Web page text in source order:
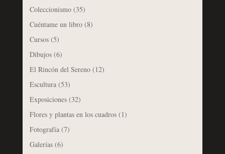
Coleccionismo(35)
Cuéntame un libro(8)
Cursos(5)
Dibujos(6)
El Rincón del Sereno(12)
Escultura(53)
Exposiciones(32)
Flores y plantas en los cuadros(1)
Fotografía(7)
Galerías(6)